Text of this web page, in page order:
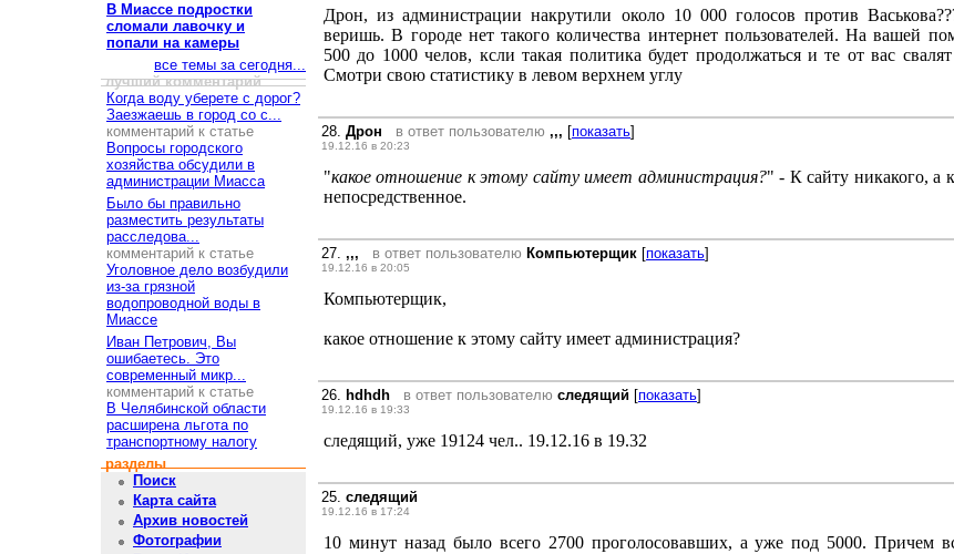
В Миассе подростки
сломали лавочку и
попали на камеры
все темы за сегодня...
лучший комментарий
Когда воду уберете с дорог?
Заезжаешь в город со с...
комментарий к статье
Вопросы городского
хозяйства обсудили в
администрации Миасса
Было бы правильно
разместить результаты
расследова...
комментарий к статье
Уголовное дело возбудили
из-за грязной
водопроводной воды в
Миассе
Иван Петрович, Вы
ошибаетесь. Это
современный микр...
комментарий к статье
В Челябинской области
расширена льгота по
транспортному налогу
разделы
Поиск
Карта сайта
Архив новостей
Фотографии
Дрон, из администрации накрутили около 10 000 голосов против
веришь. В городе нет такого количества интернет пользователей. На вашей
500 до 1000 челов, ксли такая политика будет продолжаться и те от вас
Смотри свою статистику в левом верхнем углу
28. Дрон в ответ пользователю ,,, [показать]
19.12.16 в 20:23
"какое отношение к этому сайту имеет администрация?" - К сайту никакого, а
непосредственное.
27. ,,, в ответ пользователю Компьютерщик [показать]
19.12.16 в 20:05
Компьютерщик,
какое отношение к этому сайту имеет администрация?
26. hdhdh в ответ пользователю следящий [показать]
19.12.16 в 19:33
следящий, уже 19124 чел.. 19.12.16 в 19.32
25. следящий
19.12.16 в 17:24
10 минут назад было всего 2700 проголосовавших, а уже под 5000. Причем